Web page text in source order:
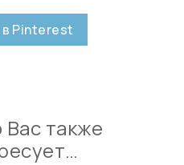
Pinterest
также